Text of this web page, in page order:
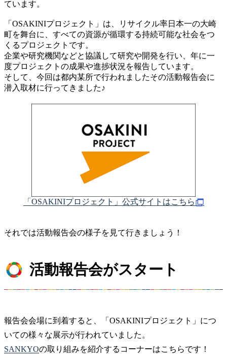
ています。
「OSAKINIプロジェクト」は、リサイクル率日本一の大崎
町を舞台に、すべての資源が循環する持続可能な社会をつ
くるプロジェクトです。
企業や研究機関などと協議して研究や開発を行い、年に一
度プロジェクトの成果や進捗状況を報告しています。
そして、今回は都内某所で行われましたその活動報告会に
潜入取材に行ってきました♪
「OSAKINIプロジェクト」公式サイトはこちら
それでは活動報告会の様子を見て行きましょう！
活動報告会がスタート
報告会会場に到着すると、「OSAKINIプロジェクト」につ
いての様々な展示が行われていました。
SANKYOの取り組みを紹介するコーナーはこちらです！